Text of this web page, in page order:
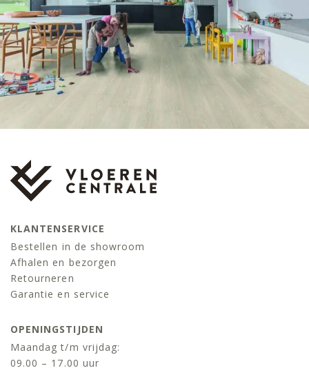
KLANTENSERVICE
Bestellen in de showroom
Afhalen en bezorgen
Retourneren
Garantie en service
OPENINGSTIJDEN
Maandag t/m vrijdag:
09.00 – 17.00 uur